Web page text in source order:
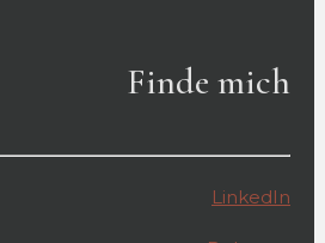
Finde mich
LinkedIn